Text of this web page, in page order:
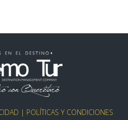
| POLÍTICAS Y CONDICIONES